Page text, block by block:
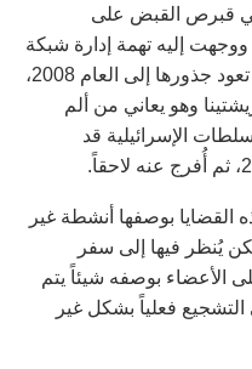
في قبرص القبض على
ووجهت إليه تهمة إدارة شبكة
عالمية للاتجار بالأعضاء، في قضية تعود جذورها إلى العام 2008،
وهو يعاني من ألم
الإسرائيلية قد
القضايا بوصفها أنشطة غير
يُنظر فيها إلى سفر
الأعضاء بوصفه شيئاً يتم
فعلياً بشكل غير